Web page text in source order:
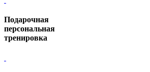
Подарочная
персональная
тренировка